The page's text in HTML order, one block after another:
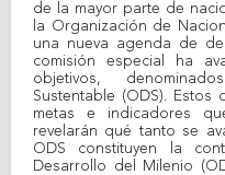
de la mayor parte de
la Organización de
una nueva agenda de
comisión especial ha
objetivos,
Sustentable (ODS). Estos
metas e indicadores
revelarán qué tanto se
ODS constituyen la
Desarrollo del Milenio